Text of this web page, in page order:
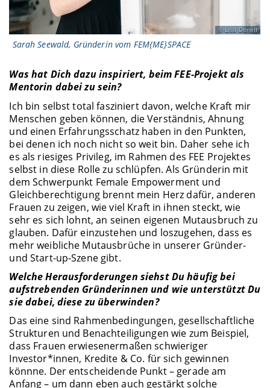
Lisa Doneff
Sarah Seewald, Gründerin vom FEM{ME}SPACE
Was hat Dich dazu inspiriert, beim FEE-Projekt als
Mentorin dabei zu sein?
Ich bin selbst total fasziniert davon, welche Kraft mir
Menschen geben können, die Verständnis, Ahnung
und einen Erfahrungsschatz haben in den Punkten,
bei denen ich noch nicht so weit bin. Daher sehe ich
es als riesiges Privileg, im Rahmen des FEE Projektes
selbst in diese Rolle zu schlüpfen. Als Gründerin mit
dem Schwerpunkt Female Empowerment und
Gleichberechtigung brennt mein Herz dafür, anderen
Frauen zu zeigen, wie viel Kraft in ihnen steckt, wie
sehr es sich lohnt, an seinen eigenen Mutausbruch zu
glauben. Dafür einzustehen und loszugehen, dass es
mehr weibliche Mutausbrüche in unserer Gründer-
und Start-up-Szene gibt.
Welche Herausforderungen siehst Du häufig bei
aufstrebenden Gründerinnen und wie unterstützt Du
sie dabei, diese zu überwinden?
Das eine sind Rahmenbedingungen, gesellschaftliche
Strukturen und Benachteiligungen wie zum Beispiel,
dass Frauen erwiesenermaßen schwieriger
Investor*innen, Kredite & Co. für sich gewinnen
könnne. Der entscheidende Punkt – gerade am
Anfang – um dann eben auch gestärkt solche